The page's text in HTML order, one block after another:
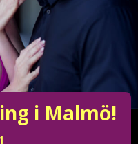
i Malmö!